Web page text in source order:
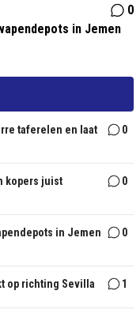
0
in Jemen
taferelen en laat
0
kopers juist
0
in Jemen
0
op richting Sevilla 1